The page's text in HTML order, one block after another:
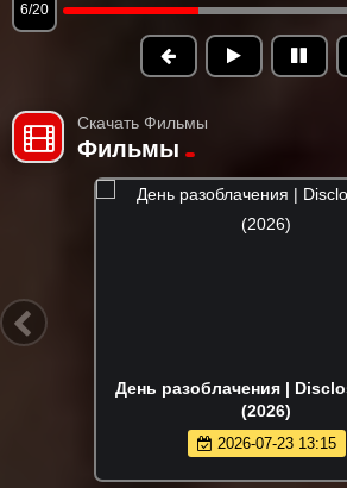
7/20
Скачать Фильмы
Фильмы
День разоблачения |
(2026)
2026-07-23 13:15